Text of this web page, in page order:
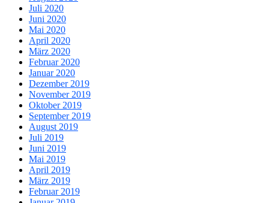
Juli 2020
Juni 2020
Mai 2020
April 2020
März 2020
Februar 2020
Januar 2020
Dezember 2019
November 2019
Oktober 2019
September 2019
August 2019
Juli 2019
Juni 2019
Mai 2019
April 2019
März 2019
Februar 2019